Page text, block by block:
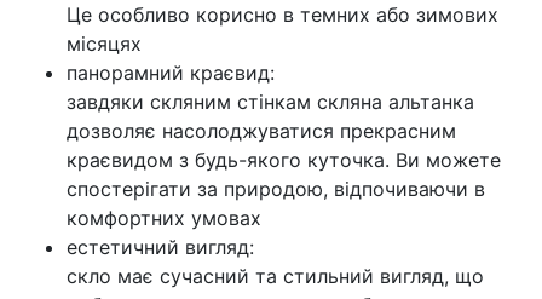
Це особливо корисно в темних або зимових
місяцях
панорамний краєвид:
завдяки скляним стінкам скляна альтанка
дозволяє насолоджуватися прекрасним
краєвидом з будь-якого куточка. Ви можете
спостерігати за природою, відпочиваючи в
комфортних умовах
естетичний вигляд:
скло має сучасний та стильний вигляд, що